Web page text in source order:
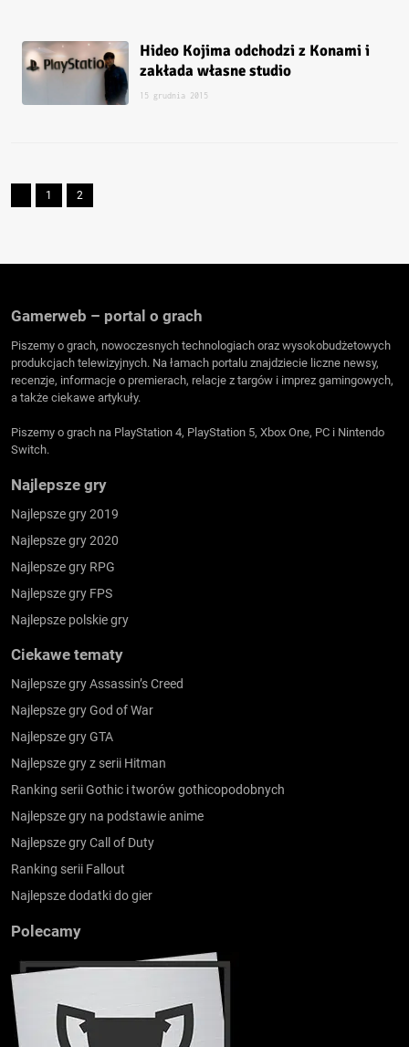
Hideo Kojima odchodzi z Konami i
zakłada własne studio
15 grudnia 2015
1 2
Gamerweb – portal o grach
Piszemy o grach, nowoczesnych technologiach oraz wysokobudżetowych
produkcjach telewizyjnych. Na łamach portalu znajdziecie liczne newsy,
recenzje, informacje o premierach, relacje z targów i imprez gamingowych,
a także ciekawe artykuły.
Piszemy o grach na PlayStation 4, PlayStation 5, Xbox One, PC i Nintendo
Switch.
Najlepsze gry
Najlepsze gry 2019
Najlepsze gry 2020
Najlepsze gry RPG
Najlepsze gry FPS
Najlepsze polskie gry
Ciekawe tematy
Najlepsze gry Assassin’s Creed
Najlepsze gry God of War
Najlepsze gry GTA
Najlepsze gry z serii Hitman
Ranking serii Gothic i tworów gothicopodobnych
Najlepsze gry na podstawie anime
Najlepsze gry Call of Duty
Ranking serii Fallout
Najlepsze dodatki do gier
Polecamy